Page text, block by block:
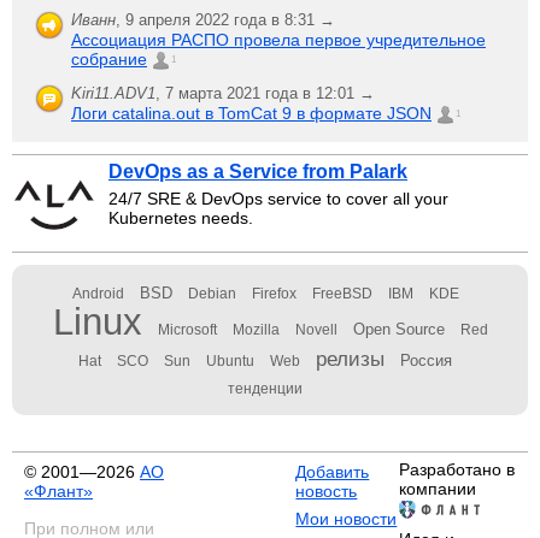
Иванн, 9 апреля 2022 года в 8:31 →
Ассоциация РАСПО провела первое учредительное
собрание
1
Kiri11.ADV1, 7 марта 2021 года в 12:01 →
Логи catalina.out в TomCat 9 в формате JSON 1
DevOps as a Service from Palark
24/7 SRE & DevOps service to cover all your
Kubernetes needs.
Android BSD Debian Firefox FreeBSD IBM KDE
Linux Microsoft Mozilla Novell Open Source Red
Hat SCO Sun Ubuntu Web релизы Россия
тенденции
© 2001—2026 АО
«Флант»
При полном или
Добавить
новость
Мои новости
Разработано в
компании